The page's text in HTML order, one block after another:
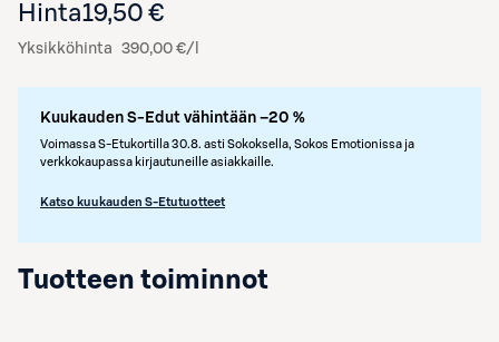
Hinta19,50 €
Yksikköhinta 390,00 €/l
Kuukauden S-Edut vähintään –20 %
Voimassa S-Etukortilla 30.8. asti Sokoksella, Sokos Emotionissa ja
verkkokaupassa kirjautuneille asiakkaille.
Katso kuukauden S-Etutuotteet
Tuotteen toiminnot